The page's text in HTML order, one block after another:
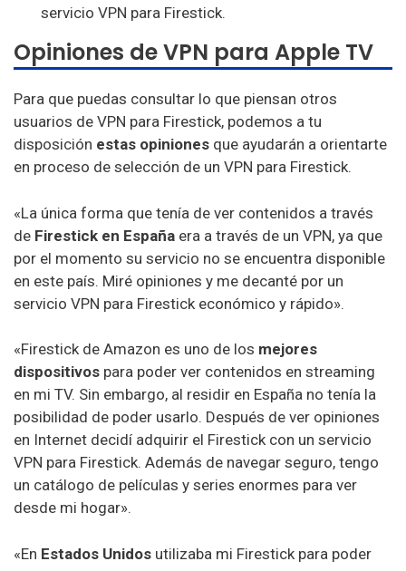
servicio VPN para Firestick.
Opiniones de VPN para Apple TV
Para que puedas consultar lo que piensan otros
usuarios de VPN para Firestick, podemos a tu
disposición estas opiniones que ayudarán a orientarte
en proceso de selección de un VPN para Firestick.
«La única forma que tenía de ver contenidos a través
de Firestick en España era a través de un VPN, ya que
por el momento su servicio no se encuentra disponible
en este país. Miré opiniones y me decanté por un
servicio VPN para Firestick económico y rápido».
«Firestick de Amazon es uno de los mejores
dispositivos para poder ver contenidos en streaming
en mi TV. Sin embargo, al residir en España no tenía la
posibilidad de poder usarlo. Después de ver opiniones
en Internet decidí adquirir el Firestick con un servicio
VPN para Firestick. Además de navegar seguro, tengo
un catálogo de películas y series enormes para ver
desde mi hogar».
«En Estados Unidos utilizaba mi Firestick para poder